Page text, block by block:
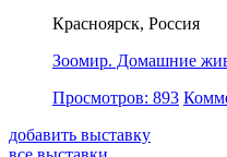
Красноярск, Россия
Зоомир. Домашние
Просмотров: 893
добавить выставку